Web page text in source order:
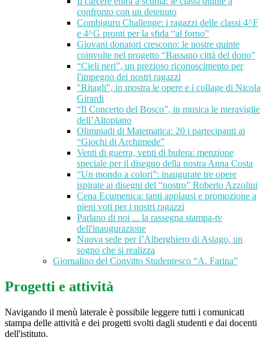
confronto con un detenuto
Combiguru Challenge: i ragazzi delle classi 4^F
e 4^G pronti per la sfida “al forno”
Giovani donatori crescono: le nostre quinte
coinvolte nel progetto “Bassano città del dono”
“Cieli neri”, un prezioso riconoscimento per
l'impegno dei nostri ragazzi
"Ritagli", in mostra le opere e i collage di Nicola
Girardi
“Il Concerto del Bosco”, in musica le meraviglie
dell’Altopiano
Olimpiadi di Matematica: 20 i partecipanti ai
“Giochi di Archimede”
Venti di guerra, venti di bufera: menzione
speciale per il disegno della nostra Anna Costa
“Un mondo a colori”: inaugurate tre opere
ispirate ai disegni del “nostro” Roberto Azzolini
Cena Ecumenica: tanti applausi e promozione a
pieni voti per i nostri ragazzi
Parlano di noi ... la rassegna stampa-tv
dell'inaugurazione
Nuova sede per l’Alberghiero di Asiago, un
sogno che si realizza
Giornalino del Convitto Studentesco “A. Farina”
Progetti e attività
Navigando il menù laterale è possibile leggere tutti i comunicati
stampa delle attività e dei progetti svolti dagli studenti e dai docenti
dell'istituto.